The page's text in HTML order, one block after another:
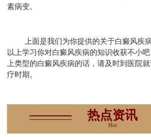
素病变。
上面是我们为你提供的关于白癜风疾
以上学习你对白癜风疾病的知识收获不小
上类型的白癜风疾病的话，请及时到医院
疗时期。
热点资讯
Hot